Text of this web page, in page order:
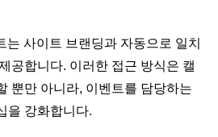
사이트 브랜딩과 자동으로 일치
공합니다. 이러한 접근 방식은 캘
뿐만 아니라, 이벤트를 담당하는
을 강화합니다.